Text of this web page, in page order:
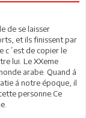
de se laisser
et ils finissent par
c´est de copier le
lui. Le XXeme
arabe. Quand á
á notre époque, il
personne.Ce